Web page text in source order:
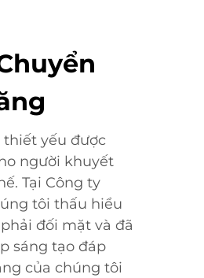
thiết yếu được
người khuyết
Tại Công ty
tôi thấu hiểu
đối mặt và đã
sáng tạo đáp
của chúng tôi